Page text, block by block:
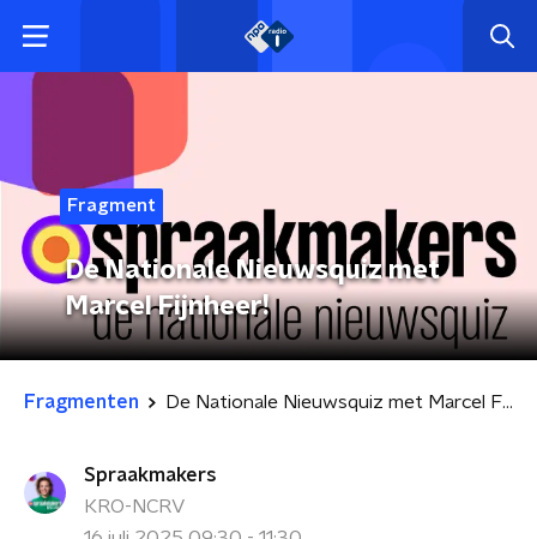
Fragment
De Nationale Nieuwsquiz met
Marcel Fijnheer!
Fragmenten De Nationale Nieuwsquiz met Marcel Fijnheer!
Spraakmakers
KRO-NCRV